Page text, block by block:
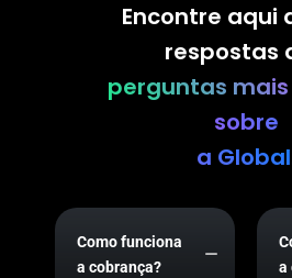
Encontre aqui
respostas
perguntas
sobre
a
Como funciona
a cobrança?
a